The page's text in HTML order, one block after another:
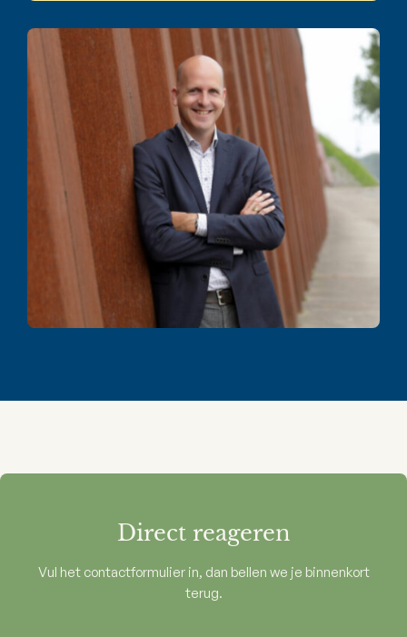
Direct reageren
Vul het contactformulier in, dan bellen we je binnenkort
terug.